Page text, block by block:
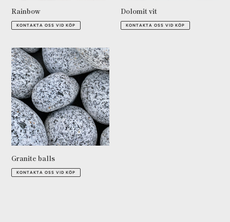
Rainbow
Ordinarie
pris
KONTAKTA OSS VID KÖP
Dolomit vit
Ordinarie
pris
KONTAKTA OSS VID KÖP
Granite
balls
Granite balls
Ordinarie
pris
KONTAKTA OSS VID KÖP